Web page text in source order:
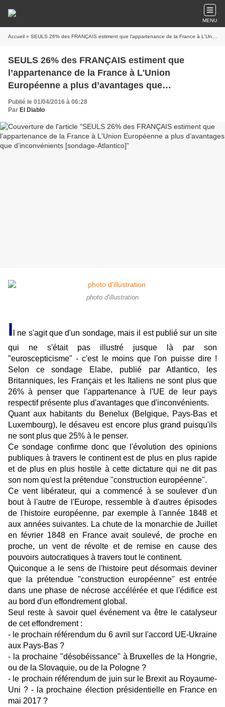
MENU
Accueil » SEULS 26% des FRANÇAIS estiment que l’appartenance de la France à L'Union Européenne a plus d’avantages que d’inconvénients [sondage-Atlantico]
SEULS 26% des FRANÇAIS estiment que
l’appartenance de la France à L'Union
Européenne a plus d’avantages que
d’inconvénients [sondage-Atlantico]
Publié le 01/04/2016 à 06:28
Par El Diablo
photo d'illustration
I
l ne s'agit que d'un sondage, mais il est publié sur un site
qui ne s'était pas illustré jusque là par son
"euroscepticisme" - c'est le moins que l'on puisse dire !
Selon ce sondage Elabe, publié par Atlantico, les
Britanniques, les Français et les Italiens ne sont plus que
26% à penser que l'appartenance à l'UE de leur pays
respectif présente plus d'avantages que d'inconvénients.
Quant aux habitants du Benelux (Belgique, Pays-Bas et
Luxembourg), le désaveu est encore plus grand puisqu'ils
ne sont plus que 25% à le penser.
Ce sondage confirme donc que l'évolution des opinions
publiques à travers le continent est de plus en plus rapide
et de plus en plus hostile à cette dictature qui ne dit pas
son nom qu'est la prétendue "construction européenne".
Ce vent libérateur, qui a commencé à se soulever d'un
bout à l'autre de l'Europe, ressemble à d'autres épisodes
de l'histoire européenne, par exemple à l'année 1848 et
aux années suivantes. La chute de la monarchie de Juillet
en février 1848 en France avait soulevé, de proche en
proche, un vent de révolte et de remise en cause des
pouvoirs autocratiques à travers tout le continent.
Quiconque a le sens de l'histoire peut désormais deviner
que la prétendue "construction européenne" est entrée
dans une phase de nécrose accélérée et que l'édifice est
au bord d'un effondrement global.
Seul reste à savoir quel événement va être le catalyseur
de cet effondrement :
- le prochain référendum du 6 avril sur l'accord UE-Ukraine
aux Pays-Bas ?
- la prochaine "désobéissance" à Bruxelles de la Hongrie,
ou de la Slovaquie, ou de la Pologne ?
- le prochain référendum de juin sur le Brexit au Royaume-
Uni ? - la prochaine élection présidentielle en France en
mai 2017 ?